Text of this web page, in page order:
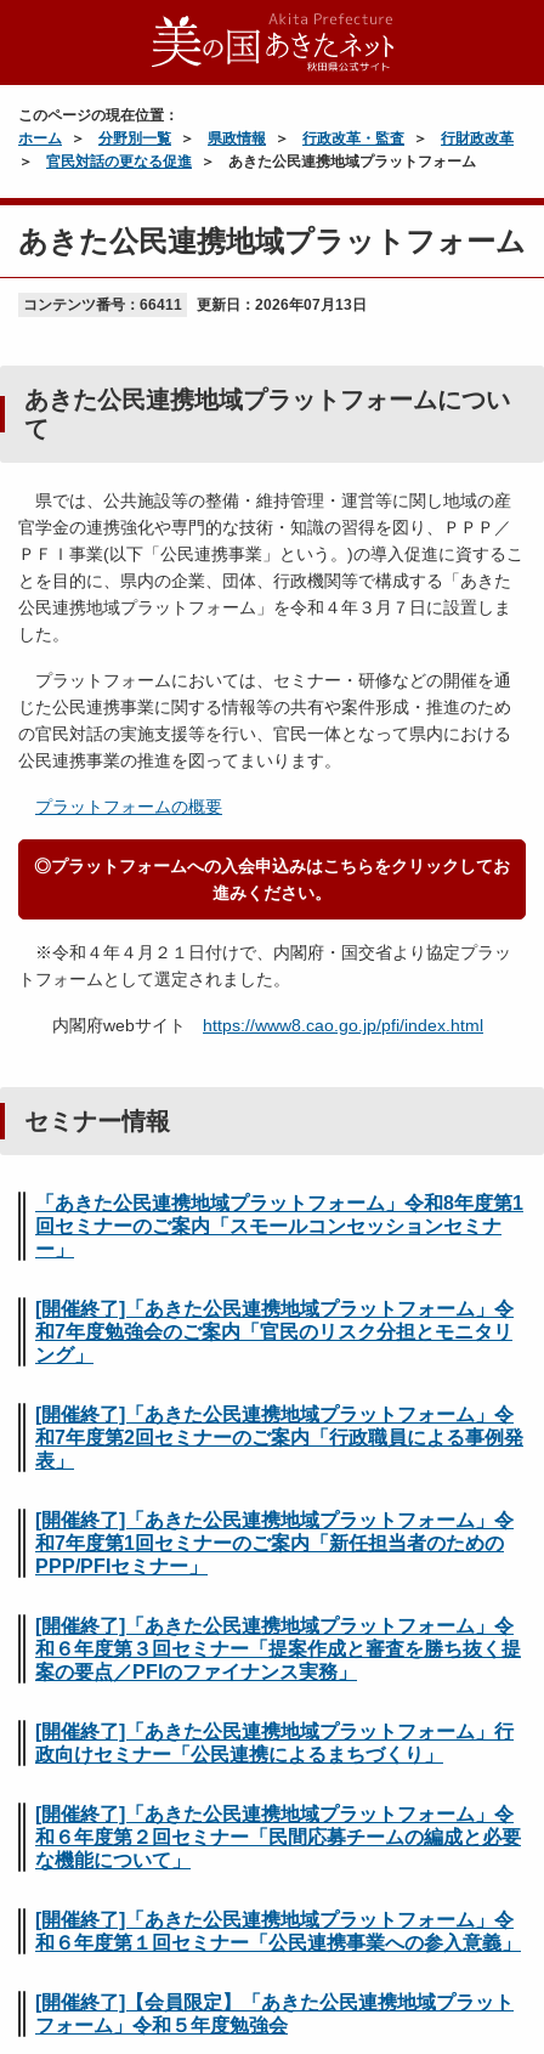
このページの現在位置：
ホーム
分野別一覧 県政情報 行政改革・監査
行財政改革
官民対話の更なる促進
あきた公民連携地域プラットフォーム
あきた公民連携地域プラットフォーム
コンテンツ番号：66411 更新日： 2026年07月13日
あきた公民連携地域プラットフォームについ
て
県では、公共施設等の整備・維持管理・運営等に関し地域の産
官学金の連携強化や専門的な技術・知識の習得を図り、ＰＰＰ／
ＰＦＩ事業(以下「公民連携事業」という。)の導入促進に資するこ
とを目的に、県内の企業、団体、行政機関等で構成する「あきた
公民連携地域プラットフォーム」を令和４年３月７日に設置しま
した。
プラットフォームにおいては、セミナー・研修などの開催を通
じた公民連携事業に関する情報等の共有や案件形成・推進のため
の官民対話の実施支援等を行い、官民一体となって県内における
公民連携事業の推進を図ってまいります。
プラットフォームの概要
◎プラットフォームへの入会申込みはこちらをクリックしてお
進みください。
※令和４年４月２１日付けで、内閣府・国交省より協定プラッ
トフォームとして選定されました。
内閣府webサイト https://www8.cao.go.jp/pfi/index.html
セミナー情報
「あきた公民連携地域プラットフォーム」令和8年度第1
回セミナーのご案内「スモールコンセッションセミナ
ー」
[開催終了]「あきた公民連携地域プラットフォーム」令
和7年度勉強会のご案内「官民のリスク分担とモニタリ
ング」
[開催終了]「あきた公民連携地域プラットフォーム」令
和7年度第2回セミナーのご案内「行政職員による事例発
表」
[開催終了]「あきた公民連携地域プラットフォーム」令
和7年度第1回セミナーのご案内「新任担当者のための
PPP/PFIセミナー」
[開催終了]「あきた公民連携地域プラットフォーム」令
和６年度第３回セミナー「提案作成と審査を勝ち抜く提
案の要点／PFIのファイナンス実務 」
[開催終了]「あきた公民連携地域プラットフォーム」行
政向けセミナー「公民連携によるまちづくり」
[開催終了]「あきた公民連携地域プラットフォーム」令
和６年度第２回セミナー「民間応募チームの編成と必要
な機能について」
[開催終了]「あきた公民連携地域プラットフォーム」令
和６年度第１回セミナー「公民連携事業への参入意義」
[開催終了]【会員限定】「あきた公民連携地域プラット
フォーム」令和５年度勉強会